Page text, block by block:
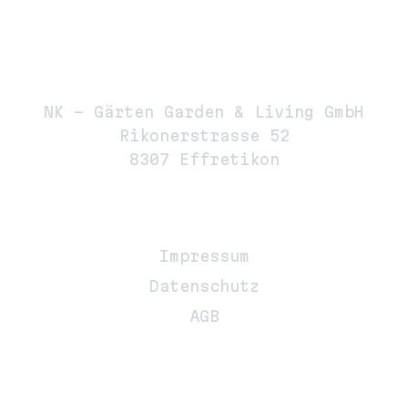
NK – Gärten Garden & Living GmbH
Rikonerstrasse 52
8307 Effretikon
Impressum
Datenschutz
AGB